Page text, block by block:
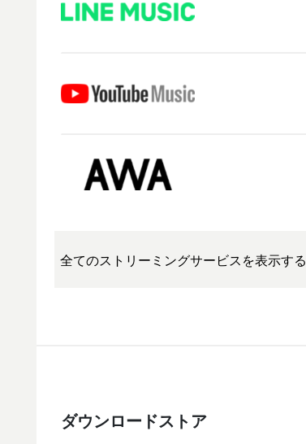
全てのストリーミングサービスを表示する
ダウンロードストア